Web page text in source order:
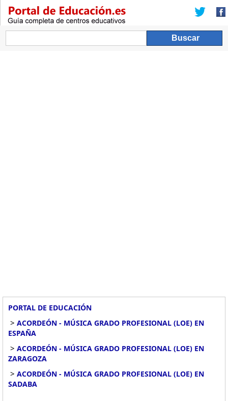
PORTAL DE EDUCACIÓN
> ACORDEÓN - MÚSICA GRADO PROFESIONAL (LOE) EN
ESPAÑA
> ACORDEÓN - MÚSICA GRADO PROFESIONAL (LOE) EN
ZARAGOZA
> ACORDEÓN - MÚSICA GRADO PROFESIONAL (LOE) EN
SADABA